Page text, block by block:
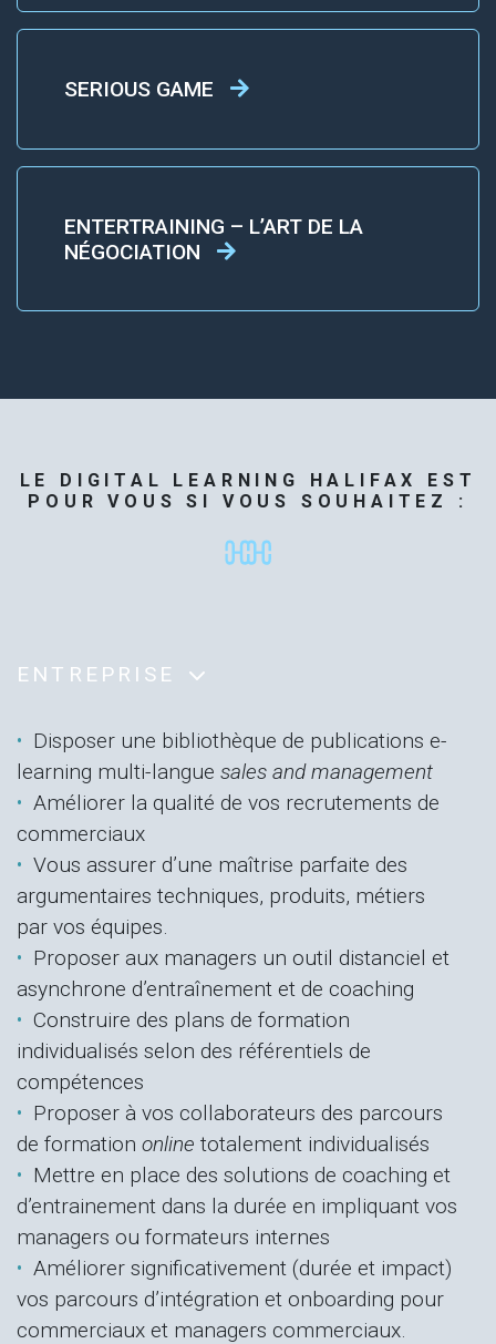
SERIOUS GAME
ENTERTRAINING – L’ART DE LA
NÉGOCIATION
LE DIGITAL LEARNING HALIFAX EST
POUR VOUS SI VOUS SOUHAITEZ :
ENTREPRISE
Disposer une bibliothèque de publications e-
learning multi-langue sales and management
Améliorer la qualité de vos recrutements de
commerciaux
Vous assurer d’une maîtrise parfaite des
argumentaires techniques, produits, métiers
par vos équipes.
Proposer aux managers un outil distanciel et
asynchrone d’entraînement et de coaching
Construire des plans de formation
individualisés selon des référentiels de
compétences
Proposer à vos collaborateurs des parcours
de formation online totalement individualisés
Mettre en place des solutions de coaching et
d’entrainement dans la durée en impliquant vos
managers ou formateurs internes
Améliorer significativement (durée et impact)
vos parcours d’intégration et onboarding pour
commerciaux et managers commerciaux.